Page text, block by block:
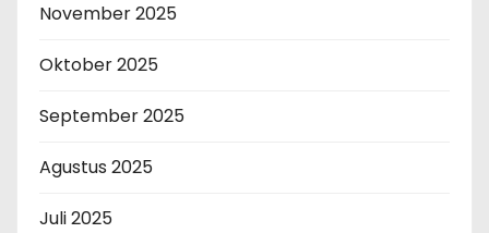
November 2025
Oktober 2025
September 2025
Agustus 2025
Juli 2025